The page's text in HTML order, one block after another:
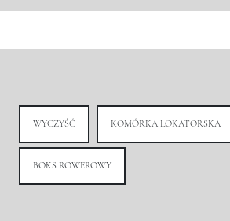
WYCZYŚĆ KOMÓRKA LOKATORSKA
BOKS ROWEROWY